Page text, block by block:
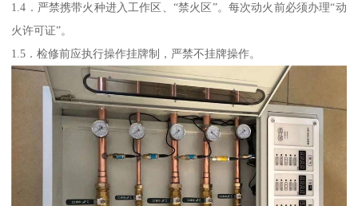
1.4．严禁携带火种进入工作区、“禁火区”。每次动火前必须办理“动
火许可证”。
1.5．检修前应执行操作挂牌制，严禁不挂牌操作。